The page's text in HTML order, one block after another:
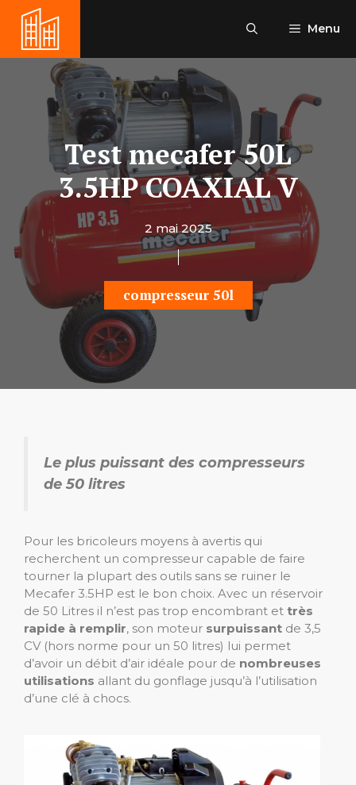
contenu
Menu
Test mecafer 50L
3.5HP COAXIAL V
2 mai 2025
compresseur 50l
Le plus puissant des compresseurs
de 50 litres
Pour les bricoleurs moyens à avertis qui
recherchent un compresseur capable de faire
tourner la plupart des outils sans se ruiner le
Mecafer 3.5HP est le bon choix. Avec un réservoir
de 50 Litres il n’est pas trop encombrant et très
rapide à remplir, son moteur surpuissant de 3,5
CV (hors norme pour un 50 litres) lui permet
d’avoir un débit d’air idéale pour de nombreuses
utilisations allant du gonflage jusqu’à l’utilisation
d’une clé à chocs.